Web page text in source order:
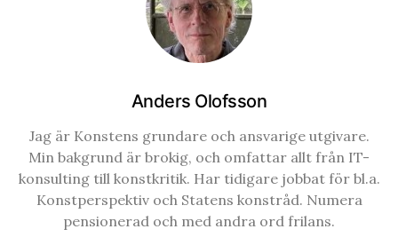
Anders Olofsson
Jag är Konstens grundare och ansvarige utgivare.
Min bakgrund är brokig, och omfattar allt från IT-
konsulting till konstkritik. Har tidigare jobbat för bl.a.
Konstperspektiv och Statens konstråd. Numera
pensionerad och med andra ord frilans.